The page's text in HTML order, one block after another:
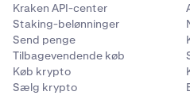
Kraken API-center
Staking-belønninger
Send penge
Tilbagevendende køb
Køb krypto
Sælg krypto